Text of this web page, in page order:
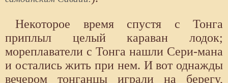
Некоторое время спустя с Тонга
приплыл целый караван лодок;
мореплаватели с Тонга нашли Сери-мана
и остались жить при нем. И вот однажды
вечером тонганцы играли на берегу,